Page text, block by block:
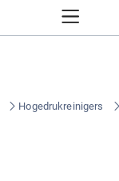
Hogedrukreinigers